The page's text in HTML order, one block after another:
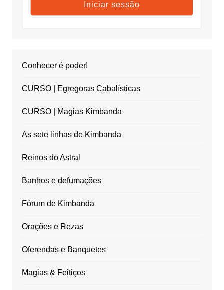
Conhecer é poder!
CURSO | Egregoras Cabalísticas
CURSO | Magias Kimbanda
As sete linhas de Kimbanda
Reinos do Astral
Banhos e defumações
Fórum de Kimbanda
Orações e Rezas
Oferendas e Banquetes
Magias & Feitiços